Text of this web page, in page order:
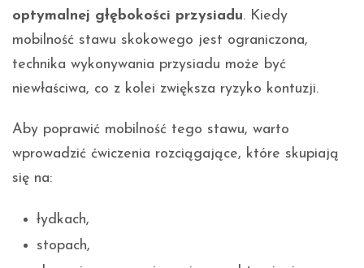
optymalnej głębokości przysiadu. Kiedy
mobilność stawu skokowego jest ograniczona,
technika wykonywania przysiadu może być
niewłaściwa, co z kolei zwiększa ryzyko kontuzji.
Aby poprawić mobilność tego stawu, warto
wprowadzić ćwiczenia rozciągające, które skupiają
się na:
łydkach,
stopach,